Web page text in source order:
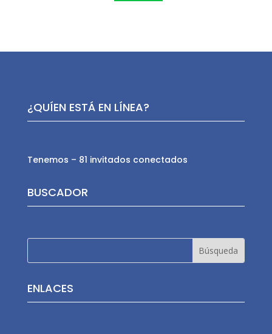
¿QUÍEN ESTÁ EN LÍNEA?
Tenemos – 81 invitados conectados
BUSCADOR
ENLACES